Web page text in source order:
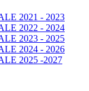
2021 - 2023
2022 - 2024
2023 - 2025
2024 - 2026
2025 -2027